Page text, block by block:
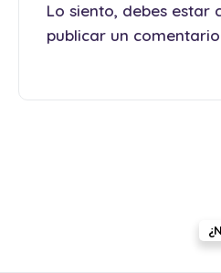
Lo siento, debes estar
publicar un